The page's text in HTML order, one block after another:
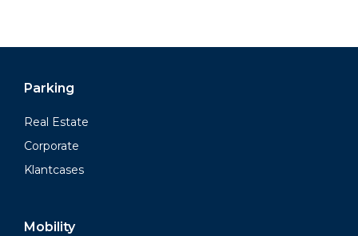
Parking
Real Estate
Corporate
Klantcases
Mobility